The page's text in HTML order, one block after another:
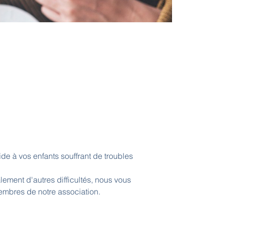
à vos enfants souffrant de troubles
d'autres difficultés, nous vous
de notre association.